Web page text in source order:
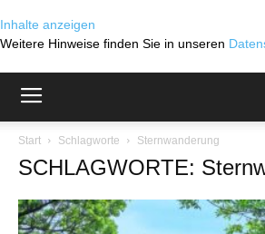
Inhalte anzeigen
Weitere Hinweise finden Sie in unseren
Start Schlagworte Sternwanderung
SCHLAGWORTE: